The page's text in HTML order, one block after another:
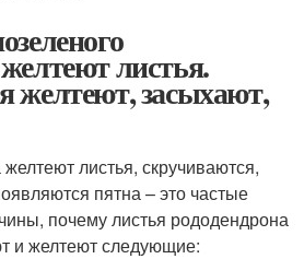
листья.
желтеют, засыхают,
листья, скручиваются,
пятна – это частые
почему листья рододендрона
и желтеют следующие: